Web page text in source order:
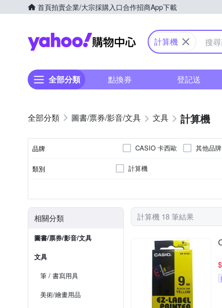
首頁拍賣企業/大宗採購入口合作招商App下載
Yahoo購物中心
計算機
全部分類 點換券 登記送
圖書/票券/影音/文具 文具 計算機
品牌 CASIO 卡西歐 其他品牌
類別 計算機
相關分類
圖書/票券/影音/文具
文具
筆 / 書寫用具
美術/繪畫用品
計算機 18 筆結果
$